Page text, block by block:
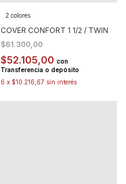
2 colores
COVER CONFORT 1 1/2 / TWIN
$61.300,00
$52.105,00 con
Transferencia o depósito
6 x $10.216,67 sin interés